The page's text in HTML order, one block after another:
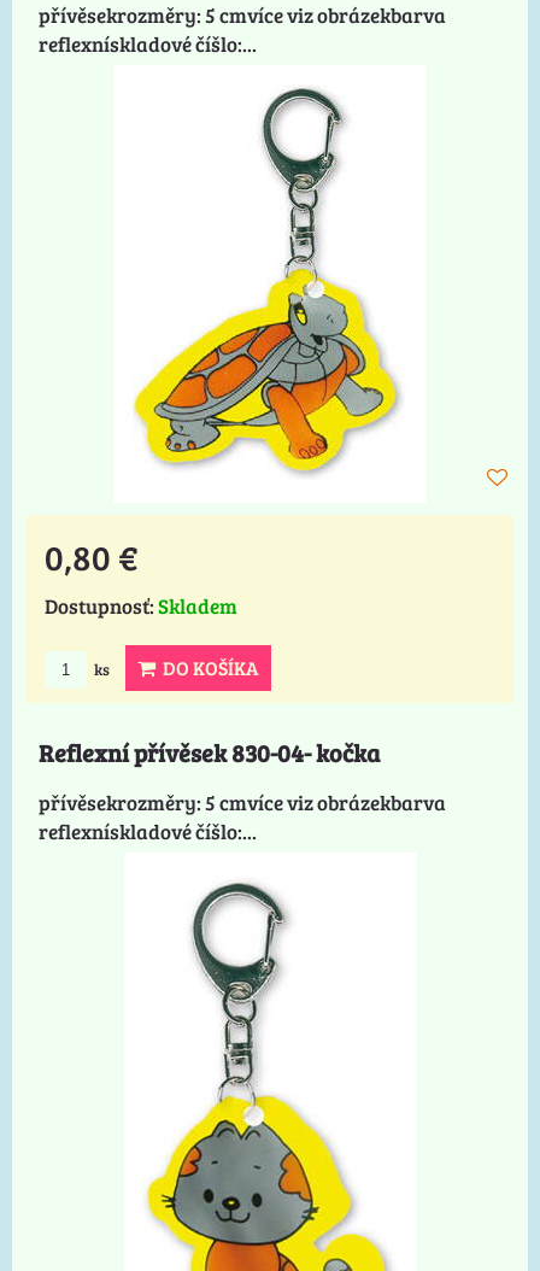
přívěsekrozměry: 5 cmvíce viz obrázekbarva
reflexnískladové číšlo:...
0,80 €
Dostupnosť:Skladem
ks DO KOŠÍKA
Reflexní přívěsek 830-04- kočka
přívěsekrozměry: 5 cmvíce viz obrázekbarva
reflexnískladové číšlo:...